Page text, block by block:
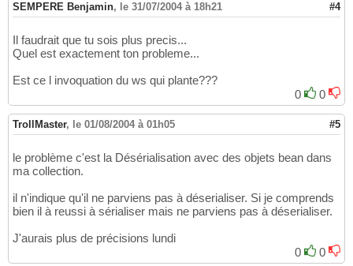
SEMPERE Benjamin, le 31/07/2004 à 18h21 #4
Il faudrait que tu sois plus precis...
Quel est exactement ton probleme...
Est ce l invoquation du ws qui plante???
0
0
TrollMaster, le 01/08/2004 à 01h05 #5
le problème c'est la Désérialisation avec des objets bean dans
ma collection.
il n'indique qu'il ne parviens pas à déserialiser. Si je comprends
bien il à reussi à sérialiser mais ne parviens pas à déserialiser.
J'aurais plus de précisions lundi
0
0